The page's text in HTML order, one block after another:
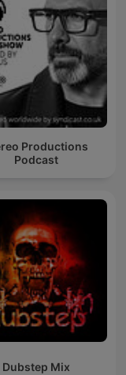
Productions
Podcast
Dubstep Mix